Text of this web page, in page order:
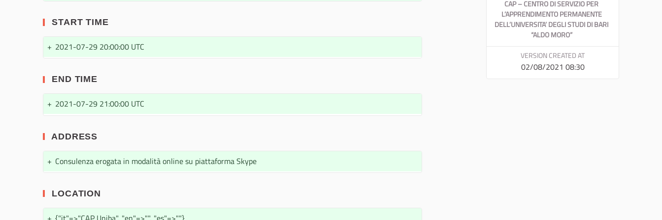
START TIME
+ 2021-07-29 20:00:00 UTC
END TIME
+ 2021-07-29 21:00:00 UTC
ADDRESS
+ Consulenza erogata in modalità online su piattaforma Skype
LOCATION
CAP – CENTRO DI SERVIZIO PER
L’APPRENDIMENTO PERMANENTE
DELL’UNIVERSITA’ DEGLI STUDI DI BARI
“ALDO MORO”
VERSION CREATED AT
02/08/2021 08:30